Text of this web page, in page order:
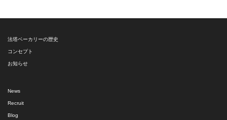
法塔ベーカリーの歴史
コンセプト
お知らせ
News
Recruit
Blog